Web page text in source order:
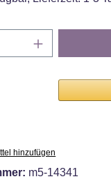
Anzahl: Gib
hinzufügen
m5-14341